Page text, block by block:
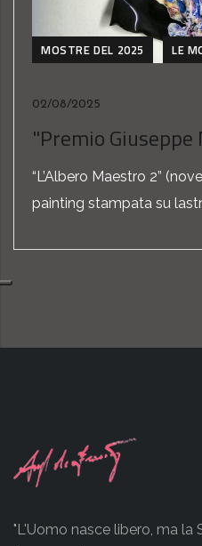
MOSTRE DEL 2025 LE
02/08/2025
"Premio
“L’Albero Maestro 2”
painting stampata su
"L'Uomo nasce libero, ma la